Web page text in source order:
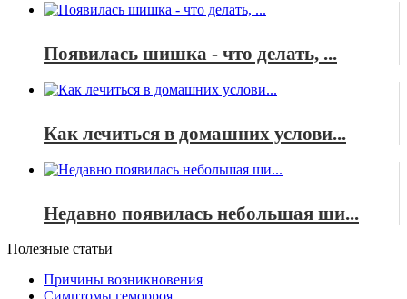
Появилась шишка - что делать, ...
Как лечиться в домашних услови...
Недавно появилась небольшая ши...
Полезные статьи
Причины возникновения